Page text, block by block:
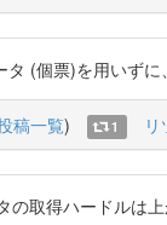
(個票)を用いず
稿一覧) 1
取得ハードルは